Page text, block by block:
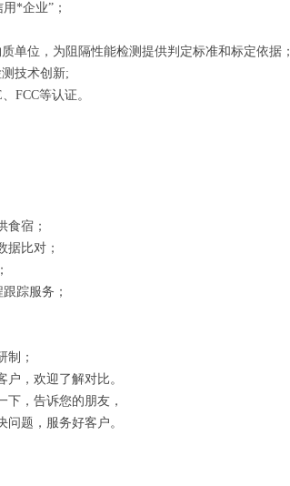
*企业”；
单位，为阻隔性能检测提供判定标准和标定依据；
技术创新;
FCC等认证。
食宿；
据比对；
踪服务；
制；
，欢迎了解对比。
，告诉您的朋友，
题，服务好客户。